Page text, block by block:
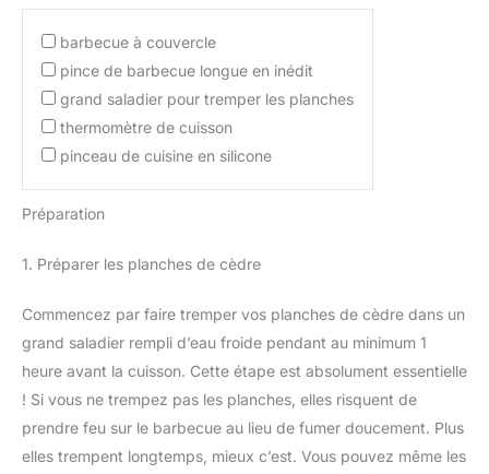
barbecue à couvercle
pince de barbecue longue en inédit
grand saladier pour tremper les planches
thermomètre de cuisson
pinceau de cuisine en silicone
Préparation
1. Préparer les planches de cèdre
Commencez par faire tremper vos planches de cèdre dans un
grand saladier rempli d’eau froide pendant au minimum 1
heure avant la cuisson. Cette étape est absolument essentielle
! Si vous ne trempez pas les planches, elles risquent de
prendre feu sur le barbecue au lieu de fumer doucement. Plus
elles trempent longtemps, mieux c’est. Vous pouvez même les